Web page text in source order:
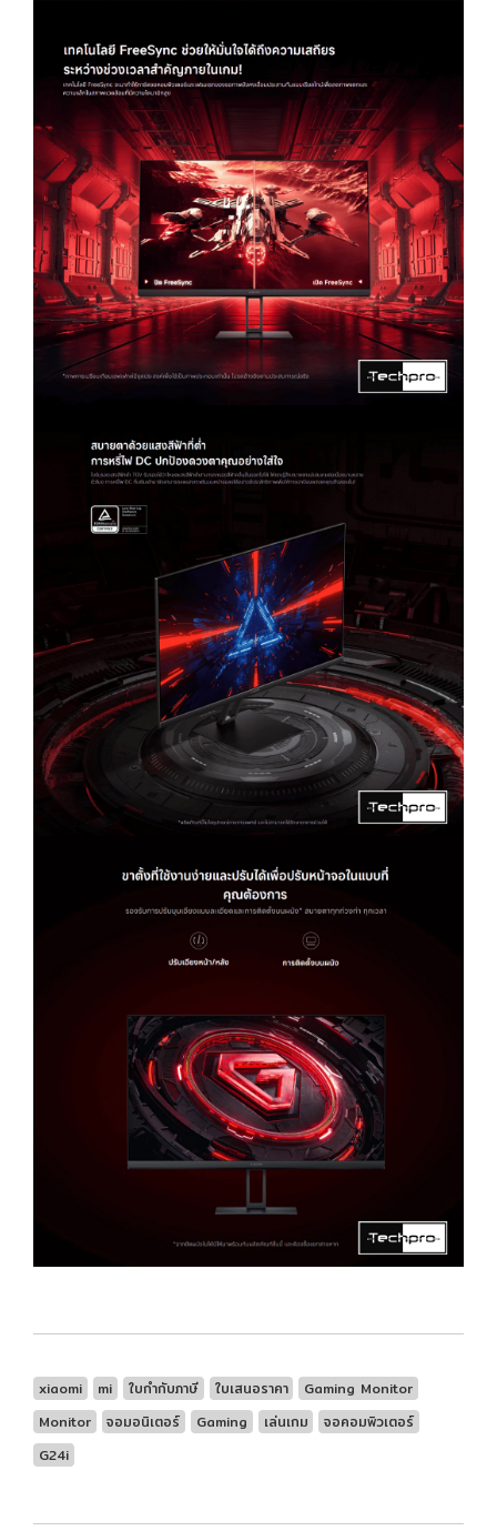
xiaomi mi ใบกำกับภาษี ใบเสนอราคา
Gaming Monitor
Monitor
จอมอนิเตอร์ Gaming เล่นเกม
จอคอมพิวเตอร์
G24i